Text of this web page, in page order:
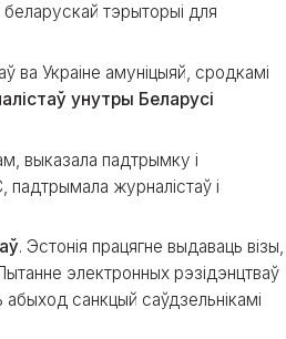
тэрыторыі для
ва Украіне амуніцыяй, сродкамі
унутры Беларусі
выказала падтрымку і
журналістаў і
. Эстонія працягне выдаваць візы,
электронных рэзідэнцтваў
санкцый саўдзельнікамі